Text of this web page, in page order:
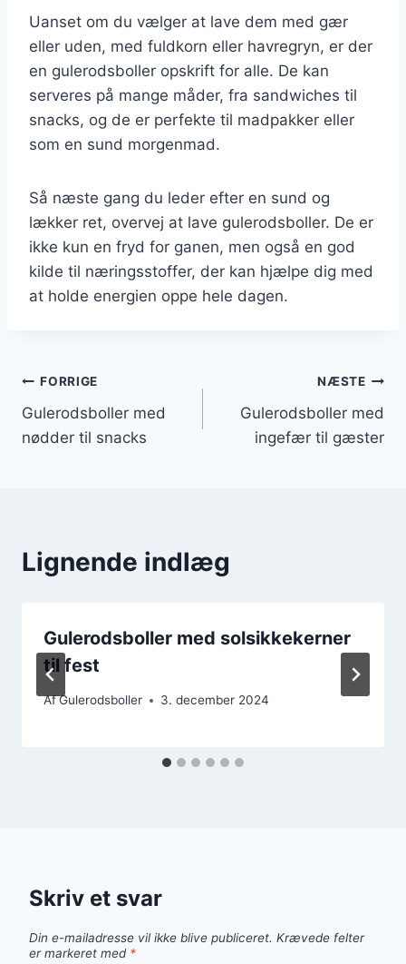
Uanset om du vælger at lave dem med gær
eller uden, med fuldkorn eller havregryn, er der
en gulerodsboller opskrift for alle. De kan
serveres på mange måder, fra sandwiches til
snacks, og de er perfekte til madpakker eller
som en sund morgenmad.
Så næste gang du leder efter en sund og
lækker ret, overvej at lave gulerodsboller. De er
ikke kun en fryd for ganen, men også en god
kilde til næringsstoffer, der kan hjælpe dig med
at holde energien oppe hele dagen.
Indlægsnavigation
FORRIGE
Gulerodsboller med
nødder til snacks
NÆSTE
Gulerodsboller med
ingefær til gæster
Lignende indlæg
Gulerodsboller med solsikkekerner
til fest
AfGulerodsboller 3. december 2024
Skriv et svar
Din e-mailadresse vil ikke blive publiceret. Krævede felter
er markeret med *